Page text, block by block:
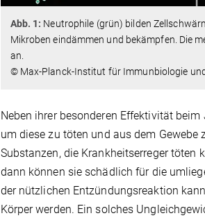
Abb. 1: Neutrophile (grün) bilden
Mikroben eindämmen und bekämpfen. Die
an.
© Max-Planck-Institut für Immunbiologie
Neben ihrer besonderen Effektivität
um diese zu töten und aus dem
Substanzen, die Krankheitserreger töten
dann können sie schädlich für die
der nützlichen Entzündungsreaktion
Körper werden. Ein solches